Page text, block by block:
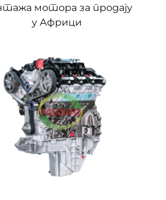
мотора за продају
у Африци